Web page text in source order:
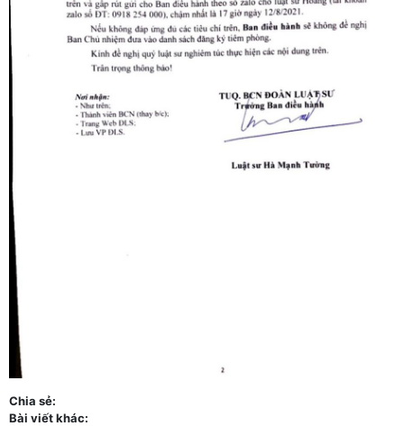
Chia sẻ:
Bài viết khác: